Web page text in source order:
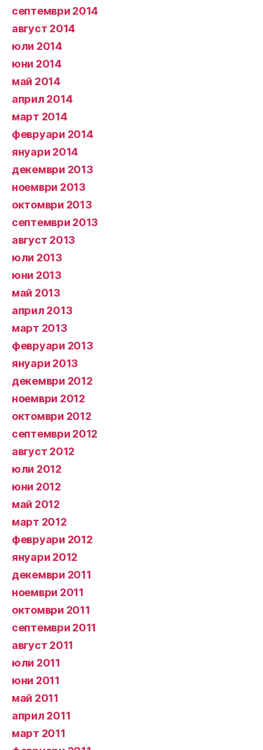
септември 2014
август 2014
юли 2014
юни 2014
май 2014
април 2014
март 2014
февруари 2014
януари 2014
декември 2013
ноември 2013
октомври 2013
септември 2013
август 2013
юли 2013
юни 2013
май 2013
април 2013
март 2013
февруари 2013
януари 2013
декември 2012
ноември 2012
октомври 2012
септември 2012
август 2012
юли 2012
юни 2012
май 2012
март 2012
февруари 2012
януари 2012
декември 2011
ноември 2011
октомври 2011
септември 2011
август 2011
юли 2011
юни 2011
май 2011
април 2011
март 2011